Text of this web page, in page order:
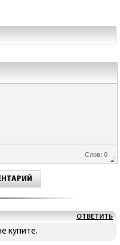
Слов: 0
ОТВЕТИТЬ
купите.